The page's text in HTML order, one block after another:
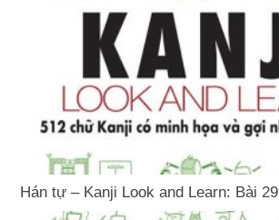
Hán tự – Kanji Look and Learn: Bài 29